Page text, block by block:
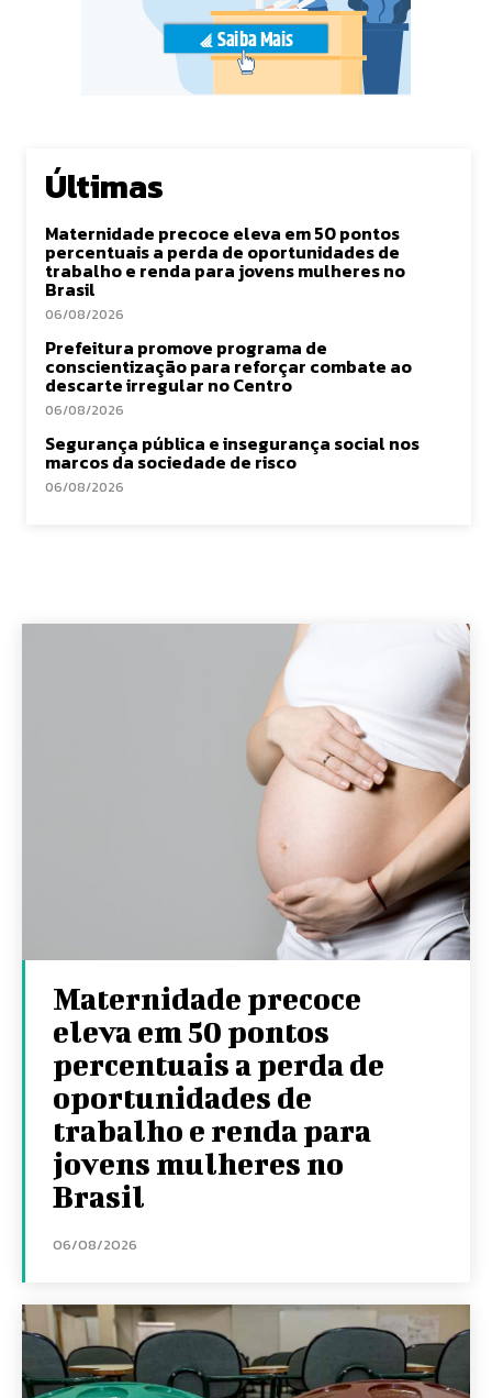
Últimas
Maternidade precoce eleva em 50 pontos
percentuais a perda de oportunidades de
trabalho e renda para jovens mulheres no
Brasil
06/08/2026
Prefeitura promove programa de
conscientização para reforçar combate ao
descarte irregular no Centro
06/08/2026
Segurança pública e insegurança social nos
marcos da sociedade de risco
06/08/2026
Maternidade precoce
eleva em 50 pontos
percentuais a perda de
oportunidades de
trabalho e renda para
jovens mulheres no
Brasil
06/08/2026